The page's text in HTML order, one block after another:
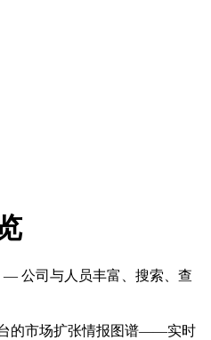
— 公司与人员丰富、搜索、查
的市场扩张情报图谱——实时